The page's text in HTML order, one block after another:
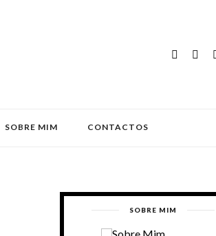
SOBRE MIM CONTACTOS
SOBRE MIM